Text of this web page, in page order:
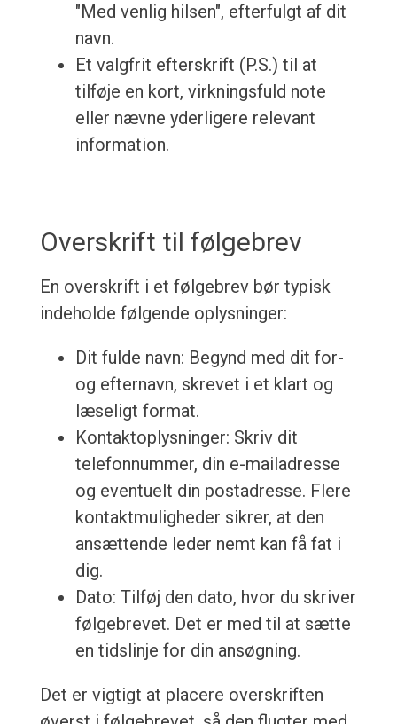
"Med venlig hilsen", efterfulgt af dit
navn.
Et valgfrit efterskrift (P.S.) til at
tilføje en kort, virkningsfuld note
eller nævne yderligere relevant
information.
Overskrift til følgebrev
En overskrift i et følgebrev bør typisk
indeholde følgende oplysninger:
Dit fulde navn: Begynd med dit for-
og efternavn, skrevet i et klart og
læseligt format.
Kontaktoplysninger: Skriv dit
telefonnummer, din e-mailadresse
og eventuelt din postadresse. Flere
kontaktmuligheder sikrer, at den
ansættende leder nemt kan få fat i
dig.
Dato: Tilføj den dato, hvor du skriver
følgebrevet. Det er med til at sætte
en tidslinje for din ansøgning.
Det er vigtigt at placere overskriften